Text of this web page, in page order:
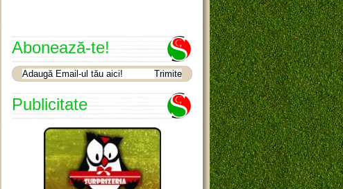
Abonează-te!
Publicitate